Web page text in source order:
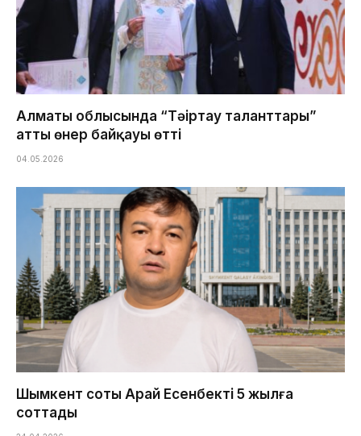
Алматы облысында “Тәңіртау таланттары”
атты өнер байқауы өтті
04.05.2026
Шымкент соты Арай Есенбекті 5 жылға
соттады